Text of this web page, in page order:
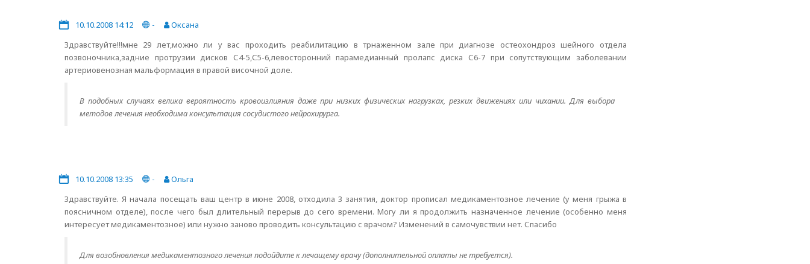
10.10.2008 14:12 -
Оксана
Здравствуйте!!!мне 29 лет,можно ли у вас проходить реабилитацию в трнаженном зале при диагнозе остеохондроз шейного отдела
позвоночника,задние протрузии дисков С4-5,С5-6,левосторонний парамедианный пролапс диска С6-7 при сопутствующим заболевании
артериовенозная мальформация в правой височной доле.
В подобных случаях велика вероятность кровоизлияния даже при низких физических нагрузках, резких движениях или чихании. Для выбора
методов лечения необходима консультация сосудистого нейрохирурга.
10.10.2008 13:35 -
Ольга
Здравствуйте. Я начала посещать ваш центр в июне 2008, отходила 3 занятия, доктор прописал медикаментозное лечение (у меня грыжа в
поясничном отделе), после чего был длительный перерыв до сего времени. Могу ли я продолжить назначенное лечение (особенно меня
интересует медикаментозное) или нужно заново проводить консультацию с врачом? Изменений в самочувствии нет. Спасибо
Для возобновления медикаментозного лечения подойдите к лечащему врачу (дополнительной оплаты не требуется).